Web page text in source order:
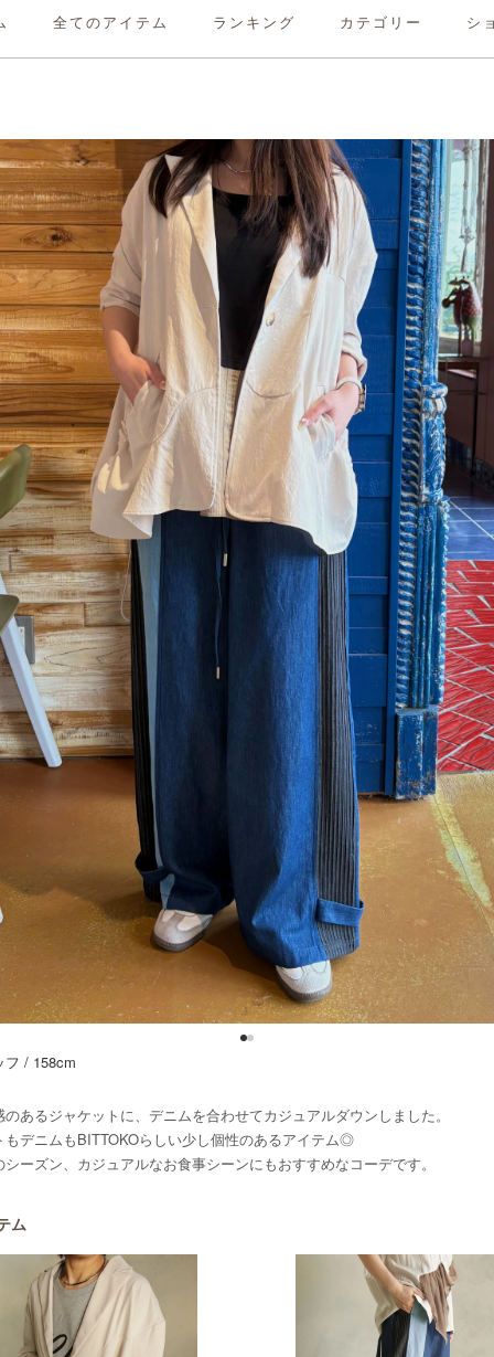
全てのアイテム ランキング カテゴリー シ
フ / 158cm
あるジャケットに、デニムを合わせてカジュアルダウンしました。
もデニムもBITTOKOらしい少し個性のあるアイテム◎
ーズン、カジュアルなお食事シーンにもおすすめなコーデです。
ム